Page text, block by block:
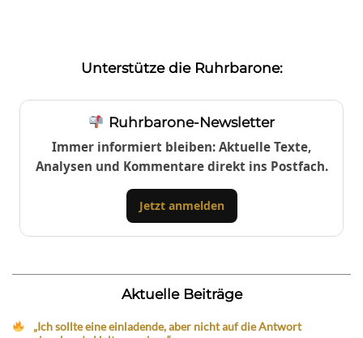
Unterstütze die Ruhrbarone:
Ruhrbarone-Newsletter
Immer informiert bleiben: Aktuelle Texte,
Analysen und Kommentare direkt ins Postfach.
Jetzt anmelden
Aktuelle Beiträge
„Ich sollte eine einladende, aber nicht auf die Antwort